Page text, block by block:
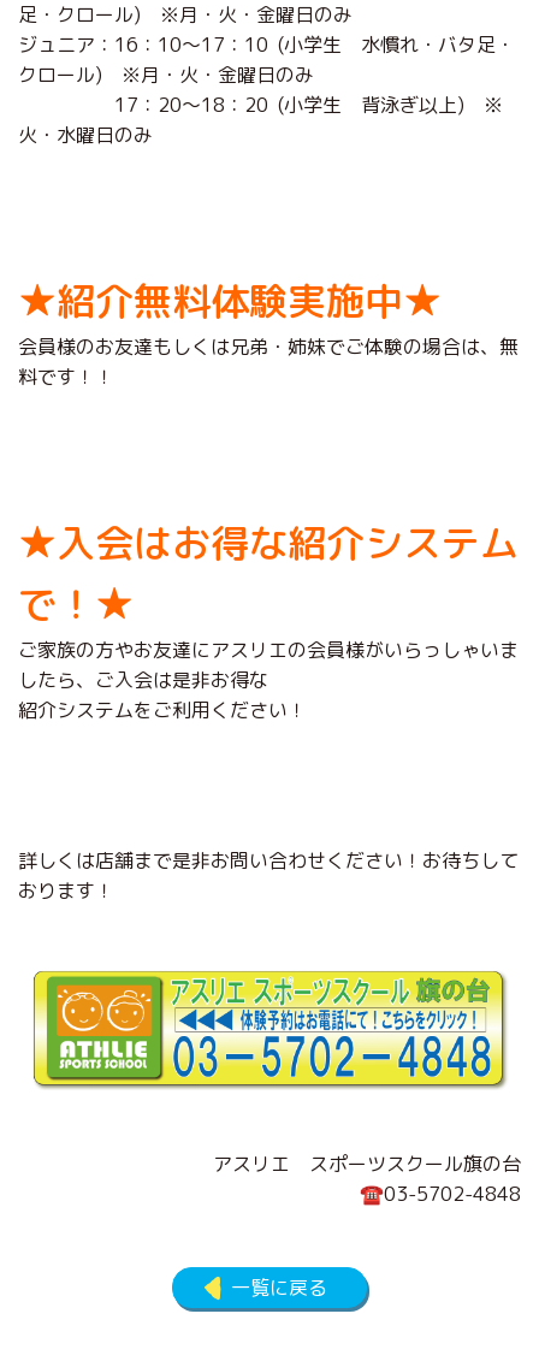
足・クロール) ※月・火・金曜日のみ
ジュニア：16：10～17：10 (小学生 水慣れ・バタ足・
クロール) ※月・火・金曜日のみ
17：20～18：20 (小学生 背泳ぎ以上) ※
火・水曜日のみ
★紹介無料体験実施中★
会員様のお友達もしくは兄弟・姉妹でご体験の場合は、無
料です！！
★入会はお得な紹介システム
で！★
ご家族の方やお友達にアスリエの会員様がいらっしゃいま
したら、ご入会は是非お得な
紹介システムをご利用ください！
詳しくは店舗まで是非お問い合わせください！お待ちして
おります！
アスリエ スポーツスクール旗の台
☎03-5702-4848
一覧に戻る